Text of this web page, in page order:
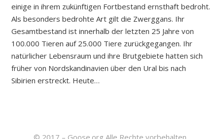
einige in ihrem zukünftigen Fortbestand ernsthaft bedroht.
Als besonders bedrohte Art gilt die Zwerggans. Ihr
Gesamtbestand ist innerhalb der letzten 25 Jahre von
100.000 Tieren auf 25.000 Tiere zurückgegangen. Ihr
natürlicher Lebensraum und ihre Brutgebiete hatten sich
früher von Nordskandinavien über den Ural bis nach
Sibirien erstreckt. Heute…